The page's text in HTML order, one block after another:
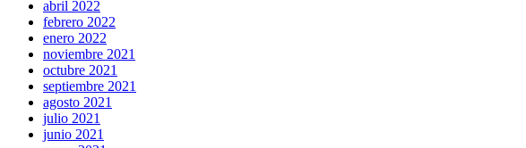
abril 2022
febrero 2022
enero 2022
noviembre 2021
octubre 2021
septiembre 2021
agosto 2021
julio 2021
junio 2021